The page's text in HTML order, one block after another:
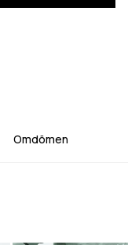
Omdömen